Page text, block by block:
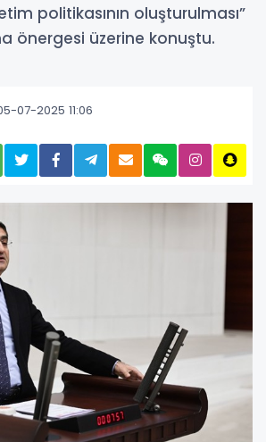
politikasının oluşturulması”
önergesi üzerine konuştu.
07-2025 11:06